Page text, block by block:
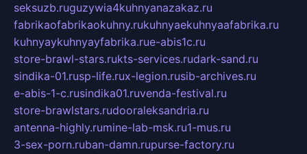
seksuzb.ruguzywia4kuhnyanazakaz.ru
fabrikaofabrikaokuhny.rukuhnyaekuhnyaafabrika.ru
kuhnyaykuhnyayfabrika.rue-abis1c.ru
store-brawl-stars.rukts-services.rudark-sand.ru
sindika-01.rusp-life.rux-legion.rusib-archives.ru
e-abis-1-c.rusindika01.ruvenda-festival.ru
store-brawlstars.rudooraleksandria.ru
antenna-highly.rumine-lab-msk.ru1-mus.ru
3-sex-porn.ruban-damn.rupurse-factory.ru